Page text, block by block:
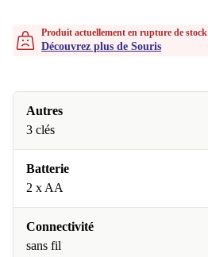
Produit actuellement en rupture de stock
Découvrez plus de Souris
Autres
3 clés
Batterie
2 x AA
Connectivité
sans fil